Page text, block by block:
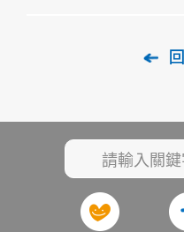
彩。
改變
行程
羨慕
中文
教師
與小
教學
46個
名第2
第22。 國際閱讀
大躍進 PIRLS的
方法
所小
小學
學生
言，
報，
接閱
培養
欣賞與
對於
學10
音，
的小
夠認得
是：
認識
驗連
語教